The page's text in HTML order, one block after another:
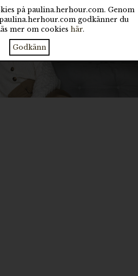
på paulina.herhour.com. Genom
godkänner du
mer om cookies här.
Godkänn